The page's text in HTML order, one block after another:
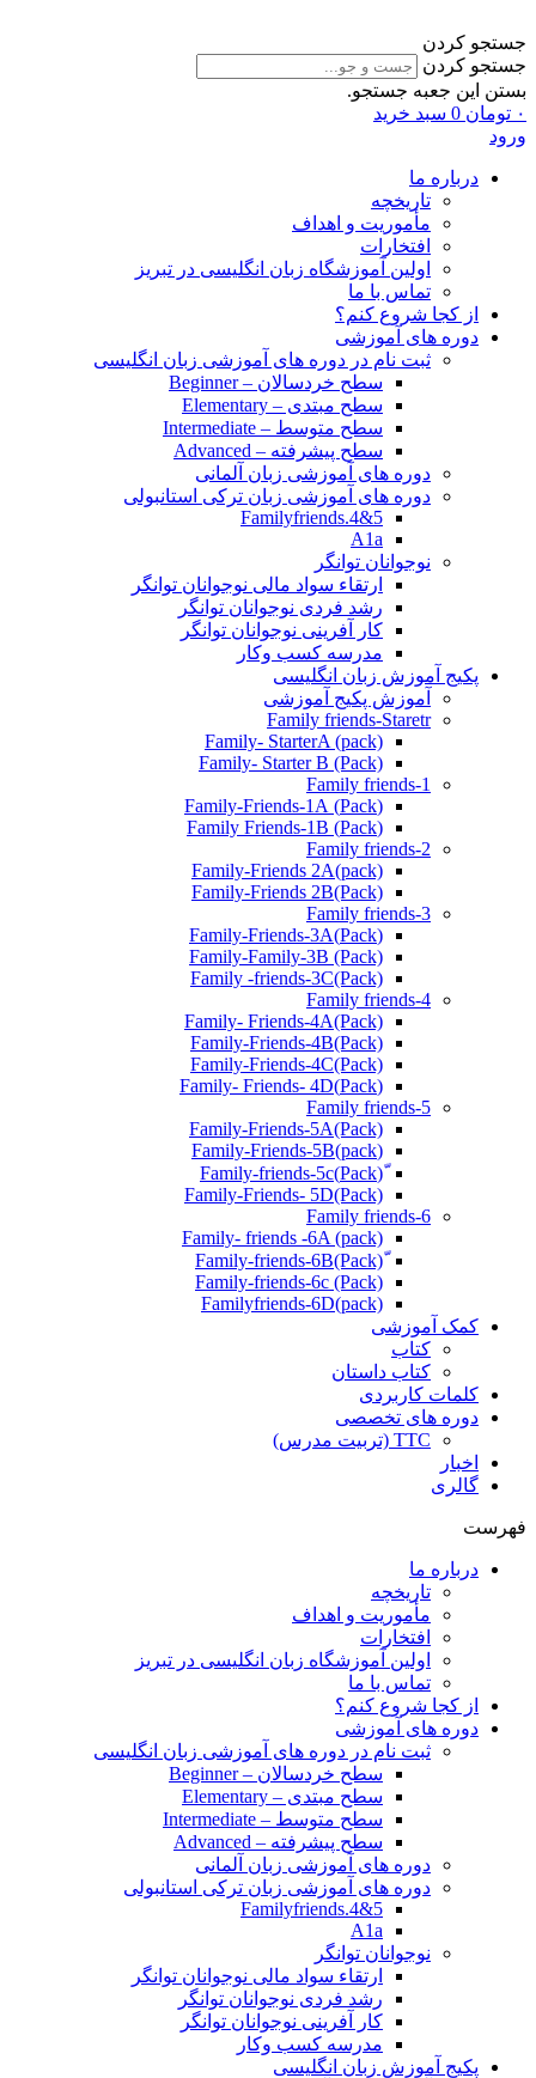
جستجو کردن
جستجو کردن
بستن این جعبه جستجو.
۰ تومان 0 سبد خرید
ورود
درباره ما
تاریخچه
مأموریت و اهداف
افتخارات
اولین آموزشگاه زبان انگلیسی در تبریز
تماس با ما
از کجا شروع کنم؟
دوره های آموزشی
ثبت نام در دوره های آموزشی زبان انگلیسی
سطح خردسالان – Beginner
سطح مبتدی – Elementary
سطح متوسط – Intermediate
سطح پیشرفته – Advanced
دوره های آموزشی زبان آلمانی
دوره های آموزشی زبان ترکی استانبولی
Familyfriends.4&5
A1a
نوجوانان توانگر
ارتقاء سواد مالی نوجوانان توانگر
رشد فردی نوجوانان توانگر
کار آفرینی نوجوانان توانگر
مدرسه کسب وکار
پکیج آموزش زبان انگلیسی
آموزش پکیج آموزشی
Family friends-Staretr
Family- StarterA (pack)
Family- Starter B (Pack)
Family friends-1
(Pack) Family-Friends-1A
(Pack) Family Friends-1B
Family friends-2
Family-Friends 2A(pack)
Family-Friends 2B(Pack)
Family friends-3
(Pack)Family-Friends-3A
Family-Family-3B (Pack)
Family -friends-3C(Pack)
Family friends-4
Family- Friends-4A(Pack)
Family-Friends-4B(Pack)
Family-Friends-4C(Pack)
(Pack)Family- Friends- 4D
Family friends-5
Family-Friends-5A(Pack)
(pack)Family-Friends-5B
ّ(Pack)Family-friends-5c
Family-Friends- 5D(Pack)
Family friends-6
Family- friends -6A (pack)
Family-friends-6c (Pack)
Familyfriends-6D(pack)
کمک آموزشی
کتاب
کتاب داستان
کلمات کاربردی
دوره های تخصصی
TTC (تربیت مدرس)
اخبار
گالری
فهرست
درباره ما
تاریخچه
مأموریت و اهداف
افتخارات
اولین آموزشگاه زبان انگلیسی در تبریز
تماس با ما
از کجا شروع کنم؟
دوره های آموزشی
ثبت نام در دوره های آموزشی زبان انگلیسی
سطح خردسالان – Beginner
سطح مبتدی – Elementary
سطح متوسط – Intermediate
سطح پیشرفته – Advanced
دوره های آموزشی زبان آلمانی
دوره های آموزشی زبان ترکی استانبولی
Familyfriends.4&5
A1a
نوجوانان توانگر
ارتقاء سواد مالی نوجوانان توانگر
رشد فردی نوجوانان توانگر
کار آفرینی نوجوانان توانگر
مدرسه کسب وکار
پکیج آموزش زبان انگلیسی